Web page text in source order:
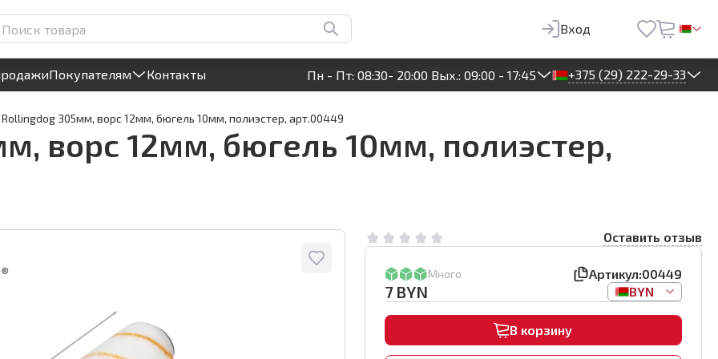
Круглосуточный! Прием заявок на сайте
Вход
Покупателям Контакты Пн - Пт: 08:30- 20:00 Вых.: 09:00 - 17:45 +375 (29) 222-29-33
полиэстер, арт.00449
В корзину
305мм, ворс 12мм, бюгель 10мм, полиэстер, арт.00449
ворс 12мм, бюгель 10мм, полиэстер,
Оставить отзыв
Много Артикул:00449
7 BYN BYN
В корзину